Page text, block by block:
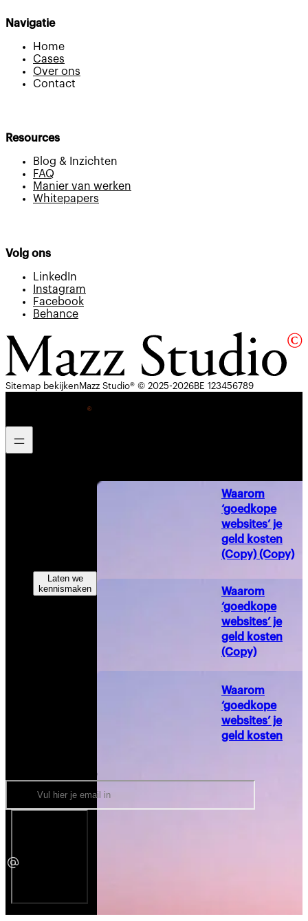
Navigatie
Home
Cases
Over ons
Contact
Resources
Blog & Inzichten
FAQ
Manier van werken
Whitepapers
Volg ons
LinkedIn
Instagram
Facebook
Behance
Sitemap bekijken Mazz Studio® © 2025-2026BE 123456789
Laten we
kennismaken
Waarom
‘goedkope
websites’ je
geld kosten
(Copy) (Copy)
Waarom
‘goedkope
websites’ je
geld kosten
(Copy)
Waarom
‘goedkope
websites’ je
geld kosten
Blijf op de hoogte